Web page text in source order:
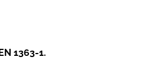
1363-1.